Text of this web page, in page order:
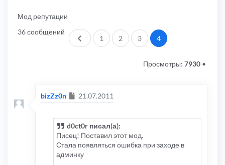
Мод репутации
36 сообщений
Пред.1 2 3 4
Просмотры: 7930 •
bizZz0n Сообщение
21.07.2011
d0ct0r писал(а):
Писец! Поставил этот мод.
Стала появляться ошибка при заходе в
админку